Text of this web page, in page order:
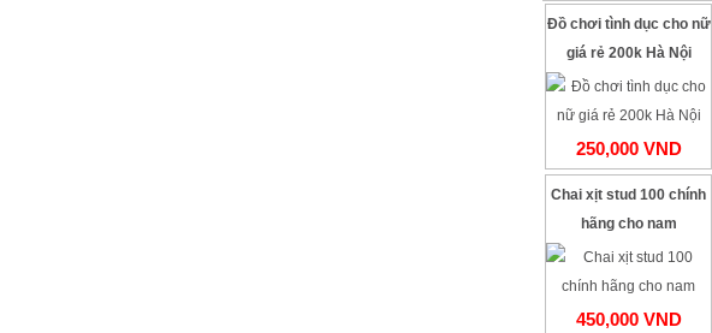
Đồ chơi tình dục cho nữ
giá rẻ 200k Hà Nội
250,000 VND
Chai xịt stud 100 chính
hãng cho nam
450,000 VND